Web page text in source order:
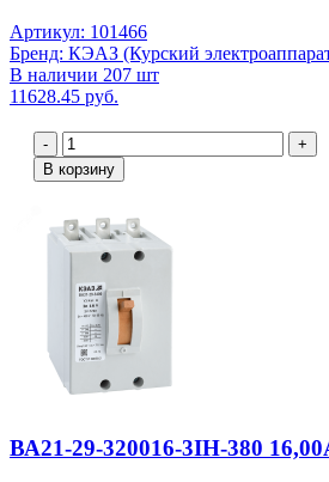
Артикул: 101466
Бренд: КЭАЗ (Курский
В наличии 207 шт
11628.45 руб.
-
+
В корзину
ВА21-29-320016-3IН-380